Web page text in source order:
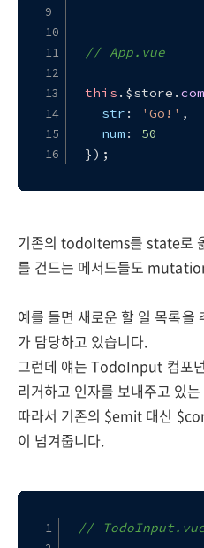
// App.vue
this . $store .
str : 'Go!' ,
num : 50
});
기존의 todoItems를 state로
를 건드는 메서드들도
예를 들면 새로운 할 일 목록
가 담당하고 있습니다.
그런데 얘는 TodoInput 컴포
리거하고 인자를 보내주고 있
따라서 기존의 $emit 대신
이 넘겨줍니다.
//